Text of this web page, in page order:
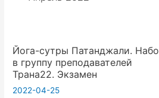
Йога-сутры Патанджали.
в группу преподавателей
Трана22. Экзамен
2022-04-25